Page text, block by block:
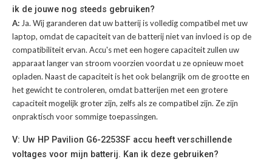
ik de jouwe nog steeds gebruiken?
A: Ja. Wij garanderen dat uw batterij is volledig compatibel met uw
laptop, omdat de capaciteit van de batterij niet van invloed is op de
compatibiliteit ervan. Accu's met een hogere capaciteit zullen uw
apparaat langer van stroom voorzien voordat u ze opnieuw moet
opladen. Naast de capaciteit is het ook belangrijk om de grootte en
het gewicht te controleren, omdat batterijen met een grotere
capaciteit mogelijk groter zijn, zelfs als ze compatibel zijn. Ze zijn
onpraktisch voor sommige toepassingen.
V: Uw HP Pavilion G6-2253SF accu heeft verschillende
voltages voor mijn batterij. Kan ik deze gebruiken?